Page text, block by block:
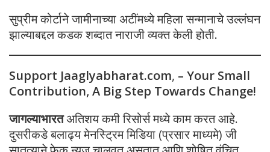
सुप्रीम कोर्टाने जामीनाच्या अटींमध्ये महिला सन्मानाचे उल्लंघन
झाल्याबद्दल कडक शब्दात नाराजी व्यक्त केली होती.
Support Jaaglyabharat.com, – Your Small
Contribution, A Big Step Towards Change!
जागल्याभारतअतिशय कमी रिसोर्स मध्ये काम करत आहे.
दुसरीकडे बलाढ्य मेनस्ट्रिम मिडिया (प्रसार माध्यमे) जी